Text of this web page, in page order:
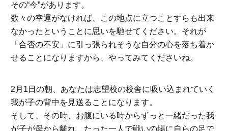
その“今”があります。
数々の幸運がなければ、この地点に立つことすらも出来
なかったということに思いを馳せてください。それが
「合否の不安」に引っ張られそうな自分の心を落ち着か
せることになりますから、やってみてくださいね。
2月1日の朝、あなたは志望校の校舎に吸い込まれていく
我が子の背中を見送ることになります。
そして、その時、お腹にいる時からずっと一緒だった我
が子が母から離れ、たった一人で戦いの場に自らの足で